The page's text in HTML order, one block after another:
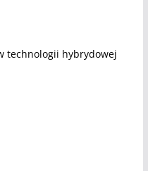
technologii hybrydowej